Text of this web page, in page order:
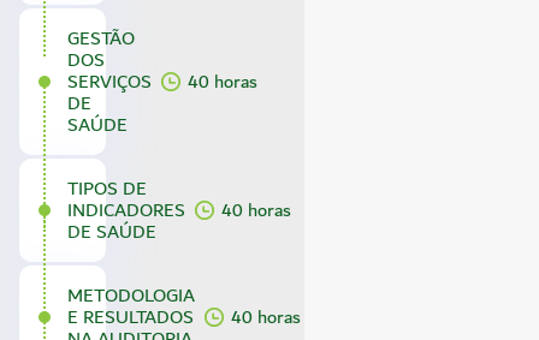
GESTÃO
DOS
SERVIÇOS
DE
SAÚDE
40 horas
TIPOS DE
INDICADORES
DE SAÚDE
40 horas
METODOLOGIA
E RESULTADOS 40 horas